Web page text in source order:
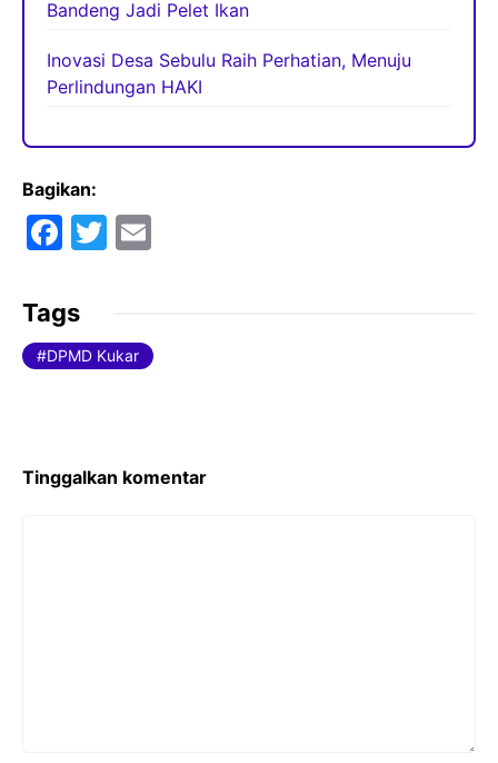
Bandeng Jadi Pelet Ikan
Inovasi Desa Sebulu Raih Perhatian, Menuju
Perlindungan HAKI
Bagikan:
F
c
e
b
k
T
er l
Tags
DPMD Kukar
Tinggalkan komentar